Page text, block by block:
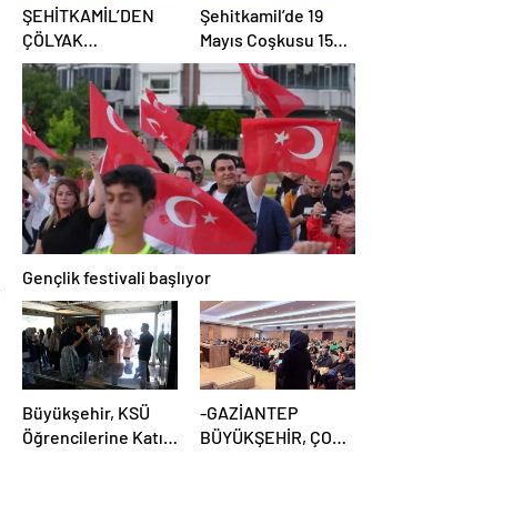
ŞEHİTKAMİL’DEN
ÇÖLYAK
HASTALARINA
BAYRAM ÖNCESİ
GLÜTENSİZ
DESTEK
Şehitkamil’de 19
Mayıs Coşkusu 15
Bin Gencin Katıldığı
Festival!
Gençlik festivali başlıyor
Büyükşehir, KSÜ
Öğrencilerine Katı
-GAZİANTEP
BÜYÜKŞEHİR, ÇOK